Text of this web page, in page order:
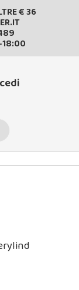
€ 36